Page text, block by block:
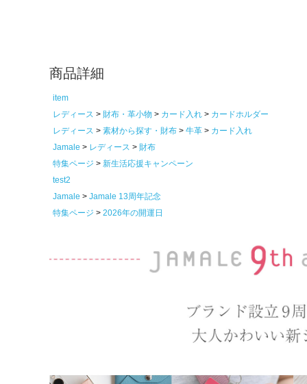
商品詳細
item
レディース
財布・革小物 カード入れ
カードホルダー
レディース
素材から探す・財布 牛革
カード入れ
Jamale
レディース
財布
特集ページ
新生活応援キャンペーン
test2
Jamale
Jamale 13周年記念
特集ページ
2026年の開運日